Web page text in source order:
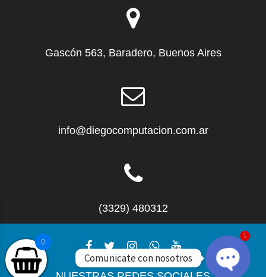
Gascón 563, Baradero, Buenos Aires
info@diegocomputacion.com.ar
(3329) 480312
0
Comunicate con nosotros
1